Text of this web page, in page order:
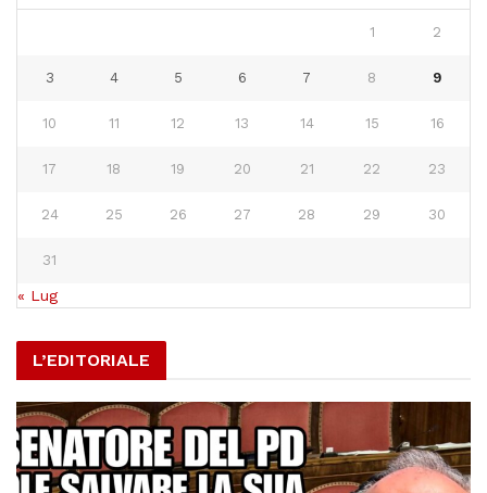
1 2
3 4 5 6 7 8 9
10 11 12 13 14 15 16
17 18 19 20 21 22 23
24 25 26 27 28 29 30
31
« Lug
L’EDITORIALE